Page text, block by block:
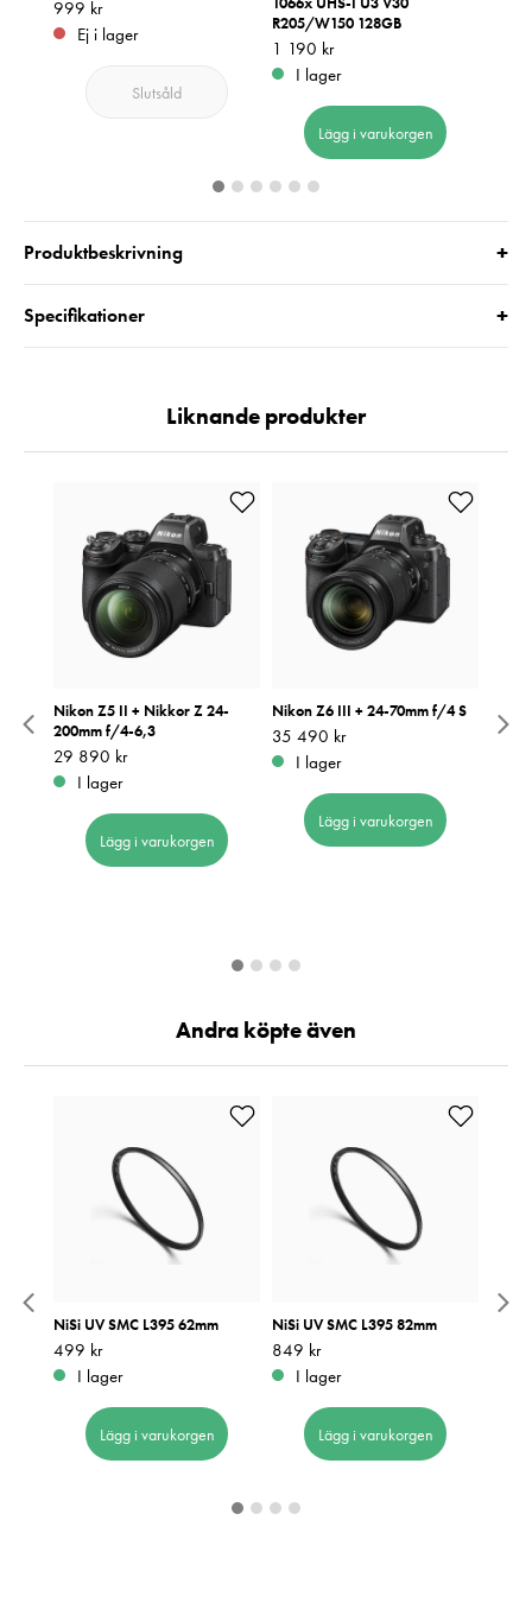
Pris: 999 kr
999 kr
Ej i lager
Slutsåld
R205/W150 128GB
Pris:1 190 kr
1 190 kr
I lager
Lägg i varukorgen
Produktbeskrivning +
Specifikationer +
Liknande produkter
2.8-
Nikon Z5 II + Nikkor Z 24-
200mm f/4-6,3
Pris :29 890 kr
29 890 kr
I lager
Lägg i varukorgen
Nikon Z6 III + 24-70mm f/4 S
Pris :35 490 kr
35 490 kr
I lager
Lägg i varukorgen
Pris
38
Andra köpte även
NiSi UV SMC L395 62mm
Pris: 499 kr
499 kr
I lager
Lägg i varukorgen
NiSi UV SMC L395 82mm
Pris: 849 kr
849 kr
I lager
Lägg i varukorgen